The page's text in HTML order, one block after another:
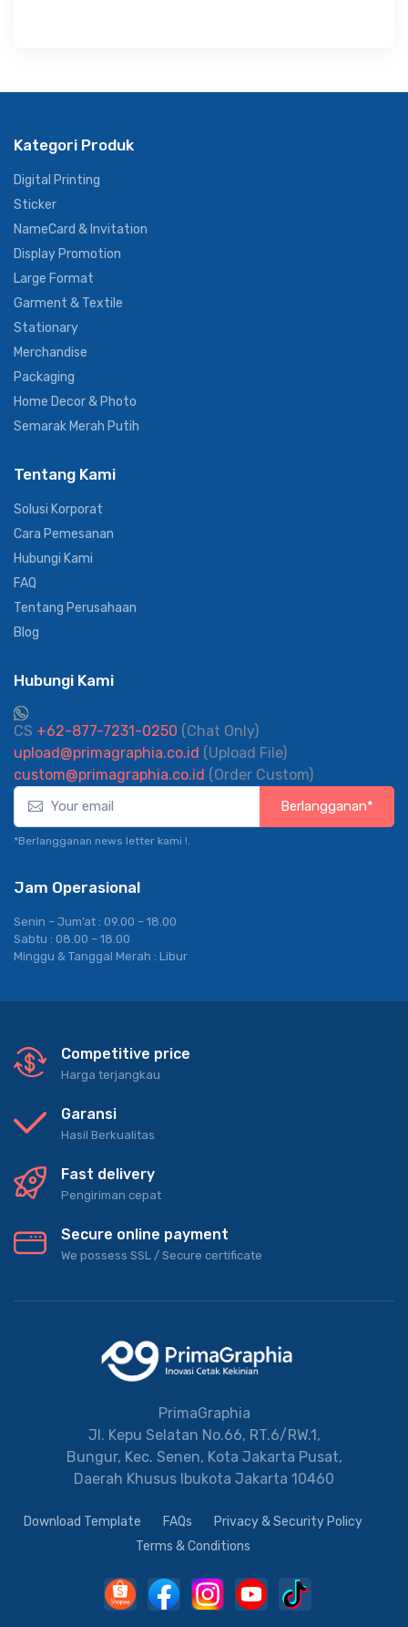
Kategori Produk
Digital Printing
Sticker
NameCard & Invitation
Display Promotion
Large Format
Garment & Textile
Stationary
Merchandise
Packaging
Home Decor & Photo
Semarak Merah Putih
Tentang Kami
Solusi Korporat
Cara Pemesanan
Hubungi Kami
FAQ
Tentang Perusahaan
Blog
Hubungi Kami
CS +62-877-7231-0250 (Chat Only)
upload@primagraphia.co.id (Upload File)
custom@primagraphia.co.id (Order Custom)
Berlangganan*
*Berlangganan news letter kami !.
Jam Operasional
Senin – Jum’at : 09.00 – 18.00
Sabtu : 08.00 – 18.00
Minggu & Tanggal Merah : Libur
Competitive price
Harga terjangkau
Garansi
Hasil Berkualitas
Fast delivery
Pengiriman cepat
Secure online payment
We possess SSL / Secure сertificate
PrimaGraphia
Jl. Kepu Selatan No.66, RT.6/RW.1,
Bungur, Kec. Senen, Kota Jakarta Pusat,
Daerah Khusus Ibukota Jakarta 10460
Download Template FAQs
Privacy & Security Policy
Terms & Conditions